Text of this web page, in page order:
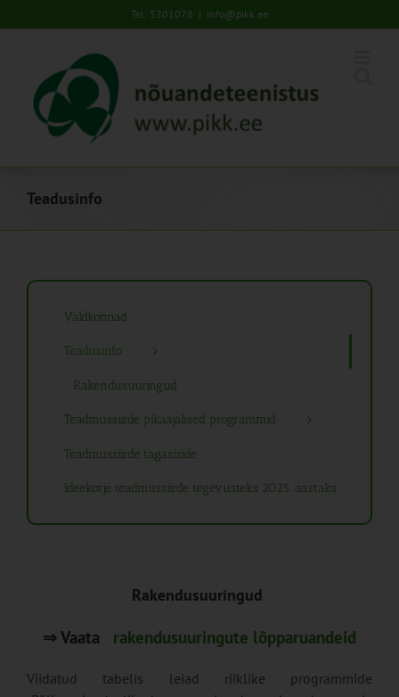
to
Tel: 5201078 | info@pikk.ee
Teadusinfo
Valdkonnad
Teadusinfo
Rakendusuuringud
Teadmussiirde pikaajalised programmid
Teadmussiirde tagasiside
Ideekorje teadmussiirde tegevusteks 2025. aastaks
Rakendusuuringud
⇒ Vaata rakendusuuringute lõpparuandeid
Viidatud tabelis leiad riiklike programmide